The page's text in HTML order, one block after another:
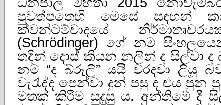
පුවත්පතෙහි මෙසේ සඳහන්
ක්‌වන්ටම්වාදයේ
(Schrödinger) ගේ නම
තදින් දොස්‌ කියන නලින් ද සිල්වා ද
නම “ද බ්රූලි” යයි වරදවා ලියූ
වැරැද්ද පෙන්වා දුන් පසු ද එය පුන
මතක්‌ කිරීම සුදුසු ය. අන්තිමේ දී